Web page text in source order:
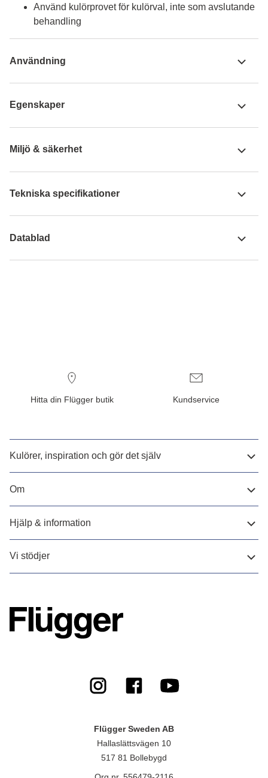
Använd kulörprovet för kulörval, inte som avslutande
behandling
Användning
Egenskaper
Miljö & säkerhet
Tekniska specifikationer
Datablad
Hitta din Flügger butik Kundservice
Kulörer, inspiration och gör det själv
Om
Hjälp & information
Vi stödjer
Flügger Sweden AB
Hallaslättsvägen 10
517 81 Bollebygd